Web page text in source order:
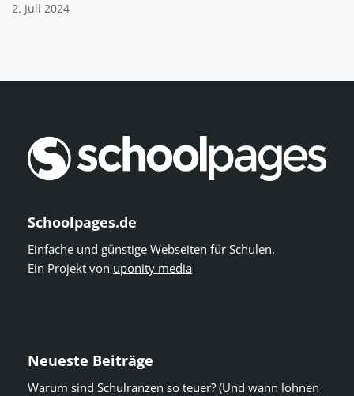
2. Juli 2024
Schoolpages.de
Einfache und günstige Webseiten für Schulen.
Ein Projekt von uponity media
Neueste Beiträge
Warum sind Schulranzen so teuer? (Und wann lohnen